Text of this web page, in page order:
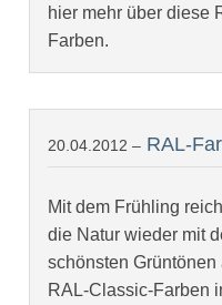
hier mehr über diese
Farben.
20.04.2012 – RAL-
Mit dem Frühling
die Natur wieder mit
schönsten Grüntönen
RAL-Classic-Farben